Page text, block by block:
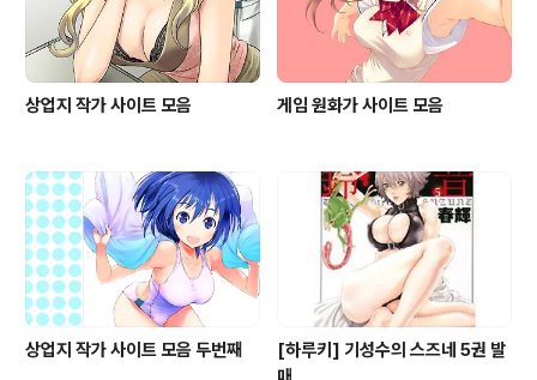
상업지 작가 사이트 모음 게임 원화가 사이트 모음
상업지 작가 사이트 모음 두번째
[하루키] 기성수의 스즈네 5권 발